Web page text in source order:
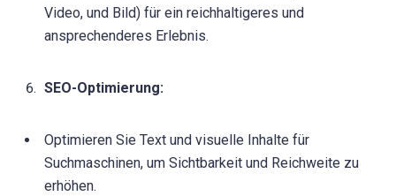
Video, und Bild) für ein reichhaltigeres und
ansprechenderes Erlebnis.
SEO-Optimierung:
Optimieren Sie Text und visuelle Inhalte für
Suchmaschinen, um Sichtbarkeit und Reichweite zu
erhöhen.